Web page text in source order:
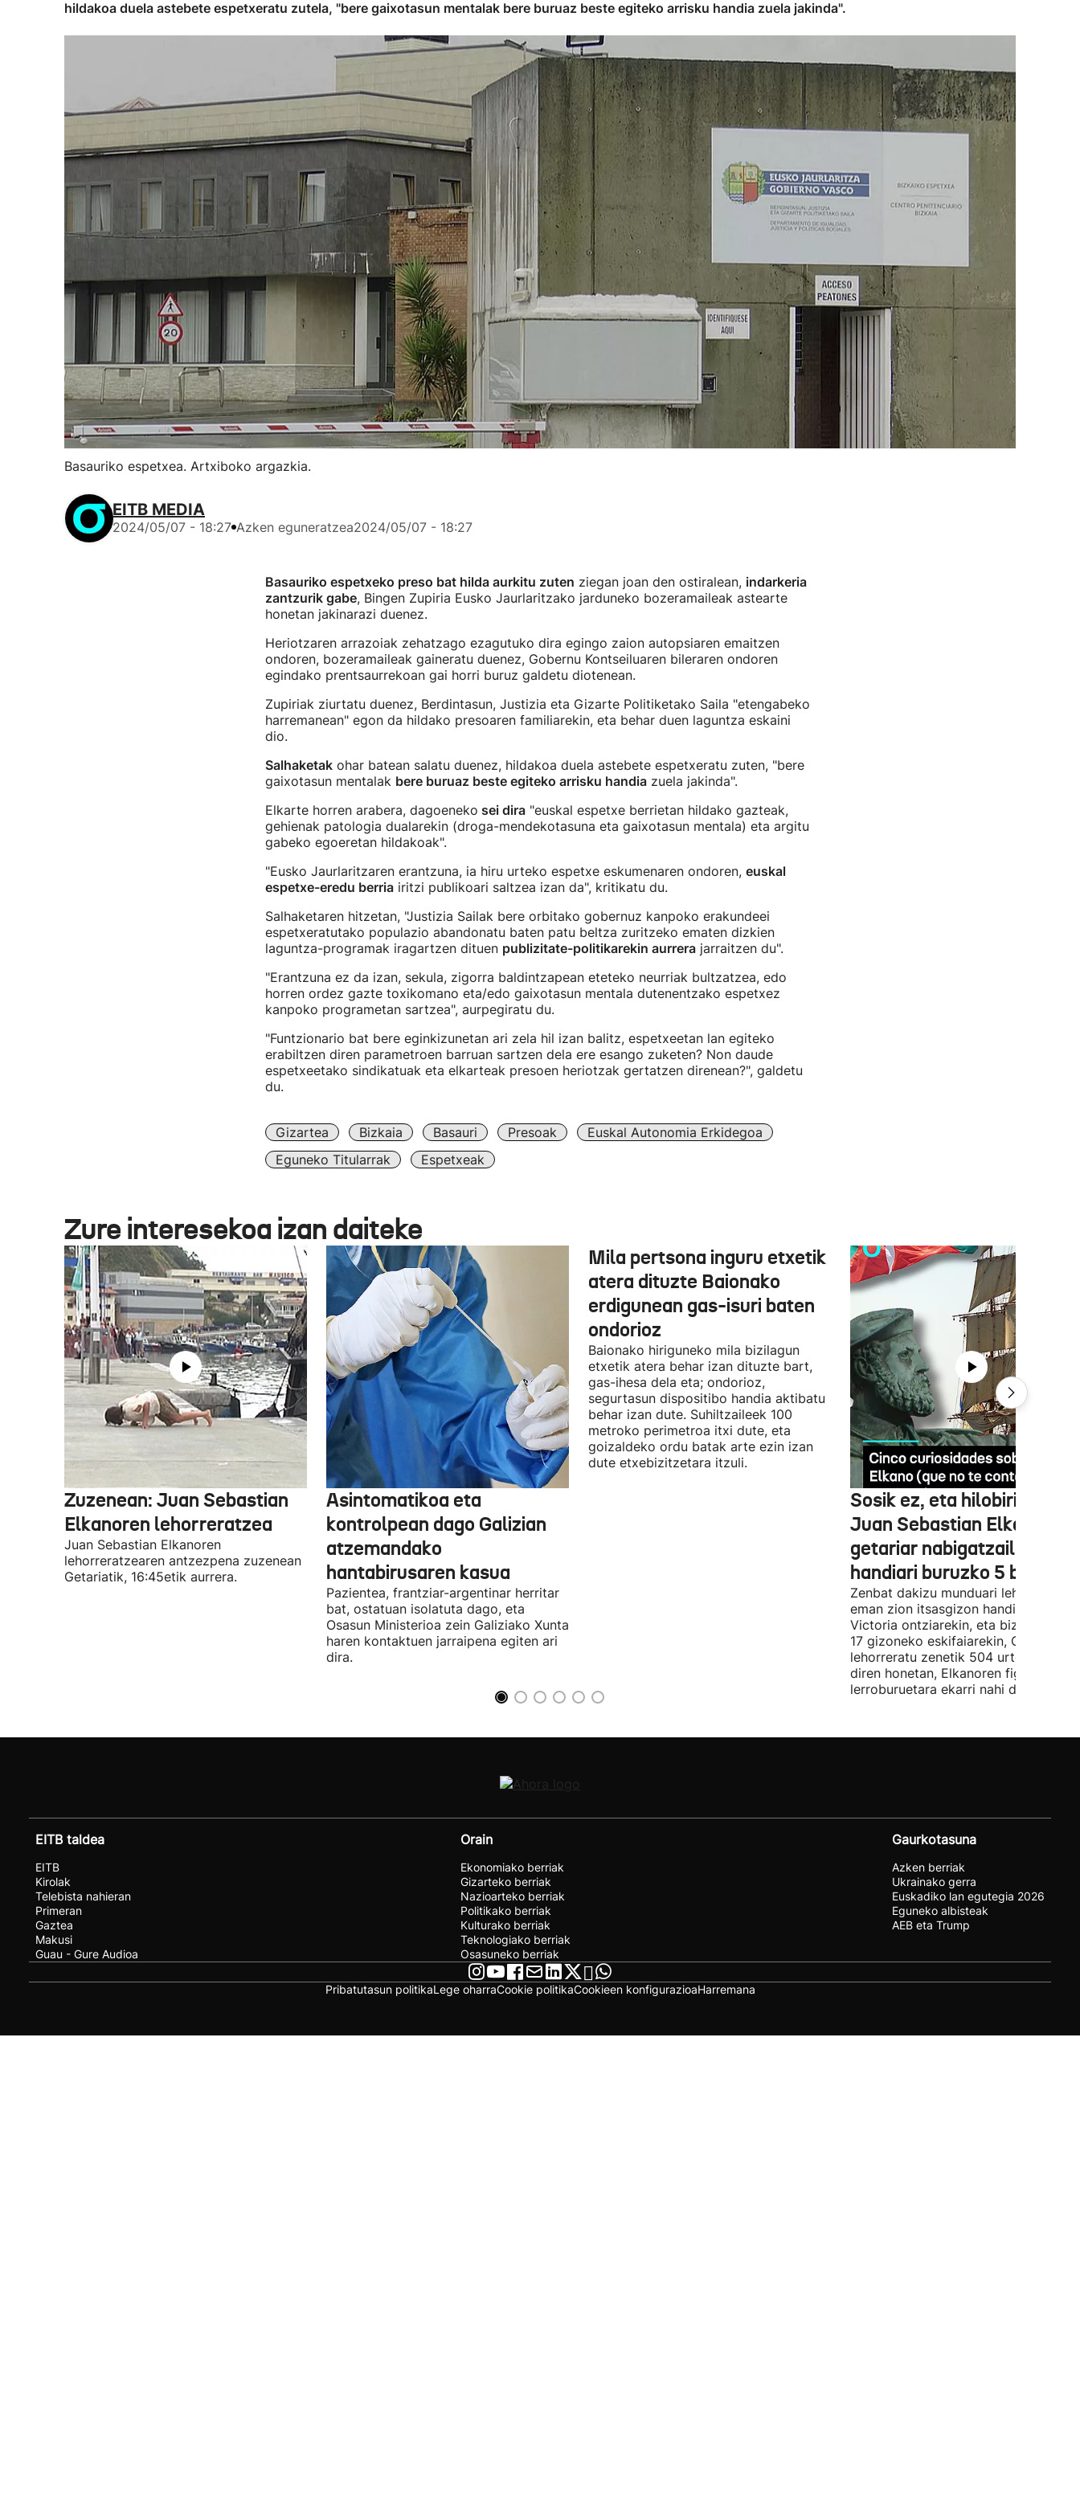
hildakoa duela astebete espetxeratu zutela, "bere gaixotasun mentalak bere buruaz beste egiteko arrisku handia zuela jakinda".
Basauriko espetxea. Artxiboko argazkia.
EITB MEDIA
2024/05/07 - 18:27 Azken eguneratzea2024/05/07 - 18:27
Basauriko espetxeko preso bat hilda aurkitu zuten ziegan joan den ostiralean, indarkeria
zantzurik gabe, Bingen Zupiria Eusko Jaurlaritzako jarduneko bozeramaileak astearte
honetan jakinarazi duenez.
Heriotzaren arrazoiak zehatzago ezagutuko dira egingo zaion autopsiaren emaitzen
ondoren, bozeramaileak gaineratu duenez, Gobernu Kontseiluaren bileraren ondoren
egindako prentsaurrekoan gai horri buruz galdetu diotenean.
Zupiriak ziurtatu duenez, Berdintasun, Justizia eta Gizarte Politiketako Saila "etengabeko
harremanean" egon da hildako presoaren familiarekin, eta behar duen laguntza eskaini
dio.
Salhaketakohar batean salatu duenez, hildakoa duela astebete espetxeratu zuten, "bere
gaixotasun mentalak bere buruaz beste egiteko arrisku handiazuela jakinda".
Elkarte horren arabera, dagoeneko sei dira"euskal espetxe berrietan hildako gazteak,
gehienak patologia dualarekin (droga-mendekotasuna eta gaixotasun mentala) eta argitu
gabeko egoeretan hildakoak".
"Eusko Jaurlaritzaren erantzuna, ia hiru urteko espetxe eskumenaren ondoren, euskal
espetxe-eredu berriairitzi publikoari saltzea izan da", kritikatu du.
Salhaketaren hitzetan, "Justizia Sailak bere orbitako gobernuz kanpoko erakundeei
espetxeratutako populazio abandonatu baten patu beltza zuritzeko ematen dizkien
laguntza-programak iragartzen dituen publizitate-politikarekin aurrerajarraitzen du".
"Erantzuna ez da izan, sekula, zigorra baldintzapean eteteko neurriak bultzatzea, edo
horren ordez gazte toxikomano eta/edo gaixotasun mentala dutenentzako espetxez
kanpoko programetan sartzea", aurpegiratu du.
"Funtzionario bat bere eginkizunetan ari zela hil izan balitz, espetxeetan lan egiteko
erabiltzen diren parametroen barruan sartzen dela ere esango zuketen? Non daude
espetxeetako sindikatuak eta elkarteak presoen heriotzak gertatzen direnean?", galdetu
du.
Gizartea Bizkaia Basauri Presoak
Euskal Autonomia Erkidegoa
Eguneko Titularrak
Espetxeak
Zure interesekoa izan daiteke
Zuzenean: Juan Sebastian
Elkanoren lehorreratzea
Juan Sebastian Elkanoren
lehorreratzearen antzezpena zuzenean
Getariatik, 16:45etik aurrera.
Asintomatikoa eta
kontrolpean dago Galizian
atzemandako
hantabirusaren kasua
Pazientea, frantziar-argentinar herritar
bat, ostatuan isolatuta dago, eta
Osasun Ministerioa zein Galiziako Xunta
haren kontaktuen jarraipena egiten ari
dira.
Mila pertsona inguru etxetik
atera dituzte Baionako
erdigunean gas-isuri baten
ondorioz
Baionako hiriguneko mila bizilagun
etxetik atera behar izan dituzte bart,
gas-ihesa dela eta; ondorioz,
segurtasun dispositibo handia aktibatu
behar izan dute. Suhiltzaileek 100
metroko perimetroa itxi dute, eta
goizaldeko ordu batak arte ezin izan
dute etxebizitzetara itzuli.
Sosik ez, eta hilobirik ere
Juan Sebastian Elkano
getariar nabigatzaile
handiari buruzko 5
Zenbat dakizu munduari lehen bira
eman zion itsasgizon handi honi
Victoria ontziarekin, eta biziraun
17 gizoneko eskifaiarekin, Getarian
lehorreratu zenetik 504 urte betetzen
diren honetan, Elkanoren figura
lerroburuetara ekarri nahi dugu.
EITB taldea
EITB
Kirolak
Telebista nahieran
Primeran
Gaztea
Makusi
Guau - Gure Audioa
Orain
Ekonomiako berriak
Gizarteko berriak
Nazioarteko berriak
Politikako berriak
Kulturako berriak
Teknologiako berriak
Osasuneko berriak
Gaurkotasuna
Azken berriak
Ukrainako gerra
Euskadiko lan egutegia 2026
Eguneko albisteak
AEB eta Trump
Pribatutasun politikaLege oharraCookie politikaCookieen konfigurazioaHarremana